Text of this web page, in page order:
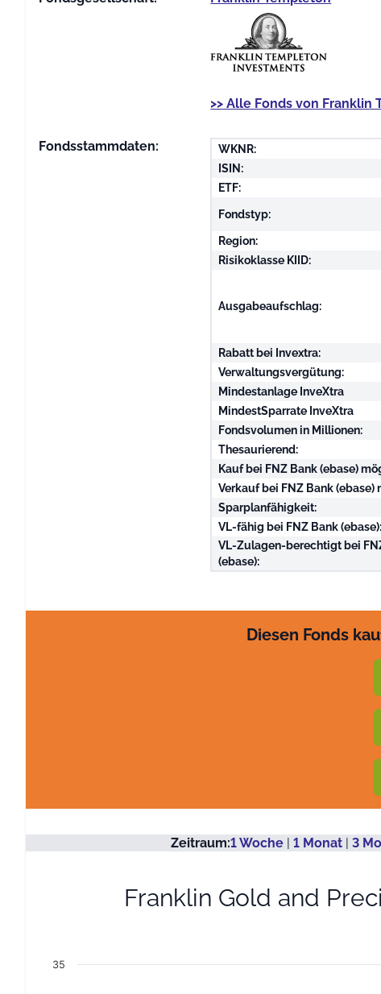
>> Alle Fonds von Franklin
Fondsstammdaten: WKNR:
ISIN:
ETF:
Fondstyp:
Region:
Risikoklasse KIID:
Ausgabeaufschlag:
Rabatt bei Invextra:
Verwaltungsvergütung:
Mindestanlage InveXtra
MindestSparrate InveXtra
Fondsvolumen in Millionen:
Thesaurierend:
Kauf bei FNZ Bank (ebase)
Verkauf bei FNZ Bank (ebase)
Sparplanfähigkeit:
VL-fähig bei FNZ Bank (ebase):
VL-Zulagen-berechtigt bei
(ebase):
Diesen Fonds
Zeitraum:1 Woche | 1 Monat | 3
Franklin Gold and
11.06.2010 bis 06.08.2026
35